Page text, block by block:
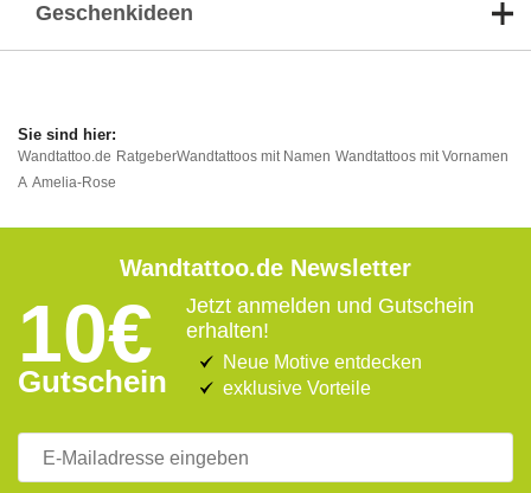
Geschenkideen
Wandtattoo.de RatgeberWandtattoos mit Namen Wandtattoos mit Vornamen
A Amelia-Rose
Wandtattoo.de Newsletter
10€
Gutschein
Jetzt anmelden und Gutschein
erhalten!
Neue Motive entdecken
exklusive Vorteile